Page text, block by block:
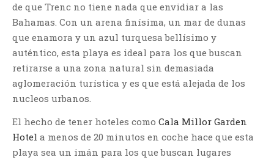
de que Trenc no tiene nada que envidiar a las
Bahamas. Con un arena finísima, un mar de dunas
que enamora y un azul turquesa bellísimo y
auténtico, esta playa es ideal para los que buscan
retirarse a una zona natural sin demasiada
aglomeración turística y es que está alejada de los
nucleos urbanos.
El hecho de tener hoteles como Cala Millor Garden
Hotel a menos de 20 minutos en coche hace que esta
playa sea un imán para los que buscan lugares